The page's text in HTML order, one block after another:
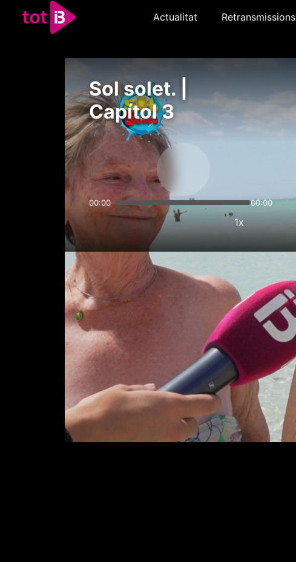
Actualitat Retransmissions
Sol solet. |
Capítol 3
00:00 00:00
1x